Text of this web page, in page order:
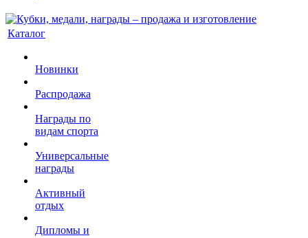
Каталог
Новинки
Распродажа
Награды по
видам спорта
Универсальные
награды
Активный
отдых
Дипломы и